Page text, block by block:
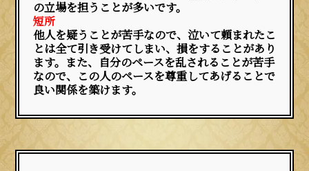
の立場を担うことが多いです。
短所
他人を疑うことが苦手なので、泣いて頼まれたこ
とは全て引き受けてしまい、損をすることがあり
ます。また、自分のペースを乱されることが苦手
なので、この人のペースを尊重してあげることで
良い関係を築けます。